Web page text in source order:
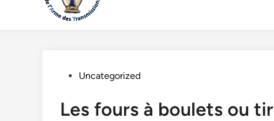
PostedUncategorized
Les fours à boulets ou